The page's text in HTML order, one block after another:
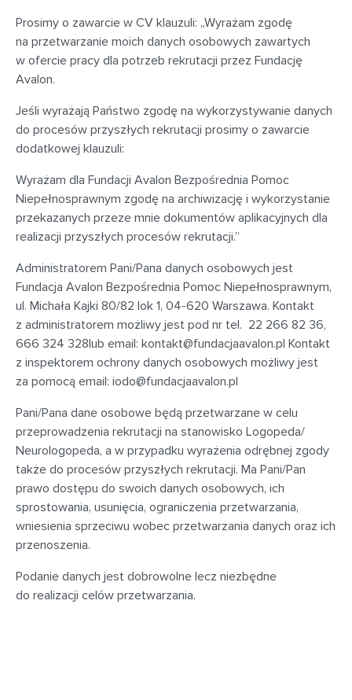
Prosimy o zawarcie w CV klauzuli: „Wyrażam zgodę
na przetwarzanie moich danych osobowych zawartych
w ofercie pracy dla potrzeb rekrutacji przez Fundację
Avalon.
Jeśli wyrażają Państwo zgodę na wykorzystywanie danych
do procesów przyszłych rekrutacji prosimy o zawarcie
dodatkowej klauzuli:
Wyrażam dla Fundacji Avalon Bezpośrednia Pomoc
Niepełnosprawnym zgodę na archiwizację i wykorzystanie
przekazanych przeze mnie dokumentów aplikacyjnych dla
realizacji przyszłych procesów rekrutacji.”
Administratorem Pani/Pana danych osobowych jest
Fundacja Avalon Bezpośrednia Pomoc Niepełnosprawnym,
ul. Michała Kajki 80/82 lok 1, 04-620 Warszawa. Kontakt
z administratorem możliwy jest pod nr tel. 22 266 82 36,
666 324 328lub email: kontakt@fundacjaavalon.pl Kontakt
z inspektorem ochrony danych osobowych możliwy jest
za pomocą email: iodo@fundacjaavalon.pl
Pani/Pana dane osobowe będą przetwarzane w celu
przeprowadzenia rekrutacji na stanowisko Logopeda/
Neurologopeda, a w przypadku wyrażenia odrębnej zgody
także do procesów przyszłych rekrutacji. Ma Pani/Pan
prawo dostępu do swoich danych osobowych, ich
sprostowania, usunięcia, ograniczenia przetwarzania,
wniesienia sprzeciwu wobec przetwarzania danych oraz ich
przenoszenia.
Podanie danych jest dobrowolne lecz niezbędne
do realizacji celów przetwarzania.